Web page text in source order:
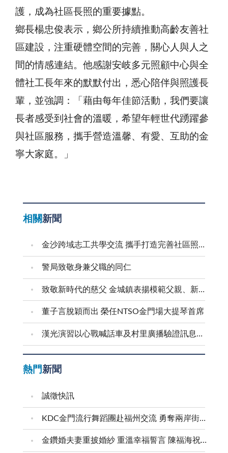
護，成為社區長照的重要據點。
鄉長楊忠俊表示，鄉公所持續推動高齡友善社
區建設，注重硬體空間的完善，關心人與人之
間的情感連結。他感謝安岐多元照顧中心與全
體社工長年來的默默付出，悉心陪伴與照護長
輩，並強調：「藉由每年佳節活動，我們要讓
長者感受到社會的溫暖，希望年輕世代踴躍參
與社區服務，攜手營造溫馨、有愛、互助的金
寧大家庭。」
相關新聞
金沙跨域志工共學交流 攜手打造完善社區照顧網絡
警局致敬身兼父職的同仁
致敬新時代的慈父 金城鎮表揚模範父親、新好爸爸
董子言脫穎而出 榮任NTSO金門場大提琴首席
漢光演習以心戰喊話車及村里廣播驗證訊息傳遞效能
熱門新聞
誠徵快訊
KDC金門流行舞蹈團赴福州交流 勇奪兩岸街舞賽三等獎
金鑽婚夫妻重披婚紗 重溫幸福誓言 陳福海祝福牽手半世紀 情深相守成典範